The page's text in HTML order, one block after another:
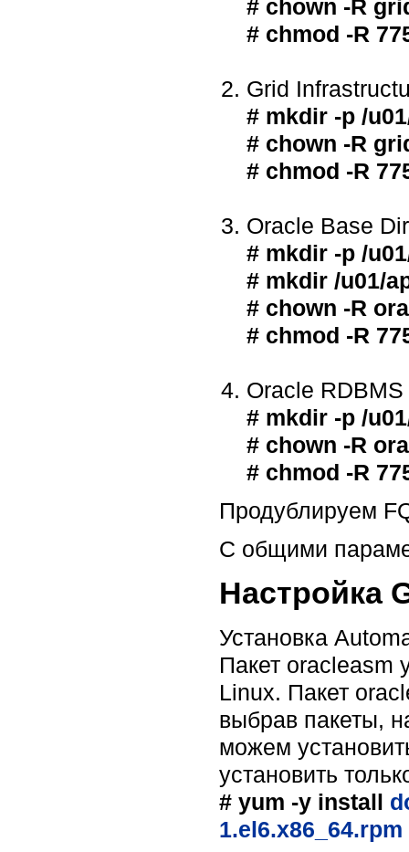
# chown -R
# chmod -R
Grid
# mkdir -p /
# chown -R
# chmod -R
Oracle Base
# mkdir -p /
# mkdir /u01/
# chown -R
# chmod -R
Oracle
# mkdir -p /
# chown -R
# chmod -R
Продублируем
С общими
Настройка
Установка
Пакет oracleasm
Linux. Пакет
выбрав пакеты,
можем
установить
# yum -y install
1.el6.x86_64.rpm